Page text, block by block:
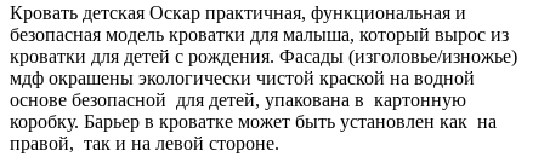
Кровать детская Оскар практичная, функциональная и
безопасная модель кроватки для малыша, который вырос из
кроватки для детей с рождения. Фасады (изголовье/изножье)
мдф окрашены экологически чистой краской на водной
основе безопасной для детей, упакована в картонную
коробку. Барьер в кроватке может быть установлен как на
правой, так и на левой стороне.